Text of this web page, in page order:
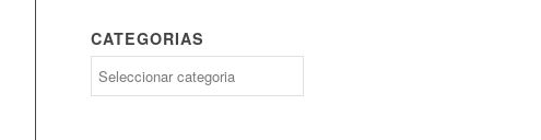
CATEGORIAS